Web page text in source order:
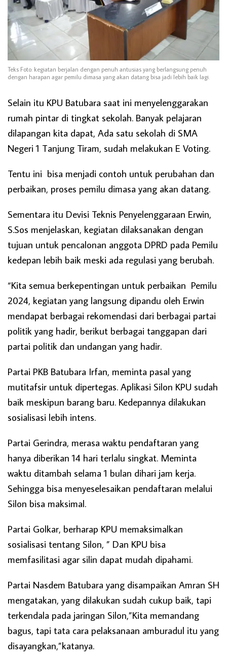
Teks Foto: kegiatan berjalan dengan penuh antusias yang berlangsung penuh
dengan harapan agar pemilu dimasa yang akan datang bisa jadi lebih baik lagi.
Selain itu KPU Batubara saat ini menyelenggarakan
rumah pintar di tingkat sekolah. Banyak pelajaran
dilapangan kita dapat, Ada satu sekolah di SMA
Negeri 1 Tanjung Tiram, sudah melakukan E Voting.
Tentu ini bisa menjadi contoh untuk perubahan dan
perbaikan, proses pemilu dimasa yang akan datang.
Sementara itu Devisi Teknis Penyelenggaraan Erwin,
S.Sos menjelaskan, kegiatan dilaksanakan dengan
tujuan untuk pencalonan anggota DPRD pada Pemilu
kedepan lebih baik meski ada regulasi yang berubah.
“Kita semua berkepentingan untuk perbaikan Pemilu
2024, kegiatan yang langsung dipandu oleh Erwin
mendapat berbagai rekomendasi dari berbagai partai
politik yang hadir, berikut berbagai tanggapan dari
partai politik dan undangan yang hadir.
Partai PKB Batubara Irfan, meminta pasal yang
mutitafsir untuk dipertegas. Aplikasi Silon KPU sudah
baik meskipun barang baru. Kedepannya dilakukan
sosialisasi lebih intens.
Partai Gerindra, merasa waktu pendaftaran yang
hanya diberikan 14 hari terlalu singkat. Meminta
waktu ditambah selama 1 bulan dihari jam kerja.
Sehingga bisa menyeselesaikan pendaftaran melalui
Silon bisa maksimal.
Partai Golkar, berharap KPU memaksimalkan
sosialisasi tentang Silon, ” Dan KPU bisa
memfasilitasi agar silin dapat mudah dipahami.
Partai Nasdem Batubara yang disampaikan Amran SH
mengatakan, yang dilakukan sudah cukup baik, tapi
terkendala pada jaringan Silon,”Kita memandang
bagus, tapi tata cara pelaksanaan amburadul itu yang
disayangkan,”katanya.